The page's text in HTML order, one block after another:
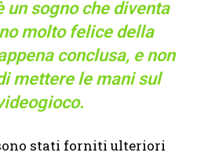
un sogno che diventa
molto felice della
conclusa, e non
mettere le mani sul
stati forniti ulteriori